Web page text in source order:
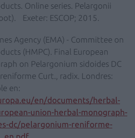
Online series. Pelargonii
Exeter: ESCOP; 2015.
Agency (EMA) - Committee on
(HMPC). Final European
on Pelargonium sidoides DC
Curt., radix. Londres:
en:
en/documents/herbal-
union-herbal-monograph-
dc/pelargonium-reniforme-